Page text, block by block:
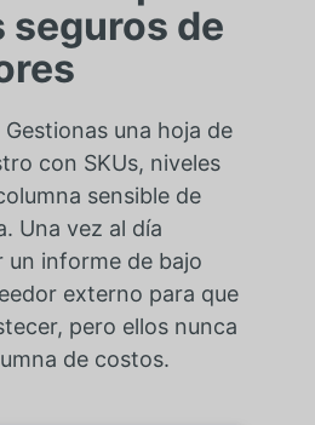
seguros de
Gestionas una hoja de
con SKUs, niveles
sensible de
Una vez al día
un informe de bajo
externo para que
pero ellos nunca
de costos.